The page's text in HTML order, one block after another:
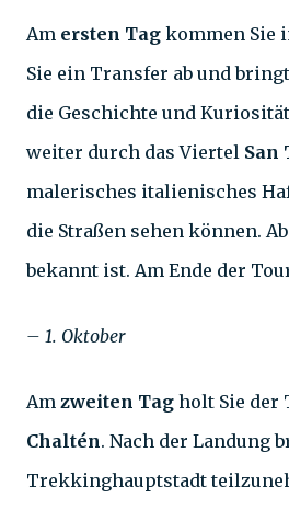
Am ersten Tag kommen Sie
Sie ein Transfer ab und
die Geschichte und
weiter durch das Viertel San
malerisches italienisches
die Straßen sehen können.
bekannt ist. Am Ende der
– 1. Oktober
Am zweiten Tag holt Sie der
Chaltén. Nach der Landung
Trekkinghauptstadt